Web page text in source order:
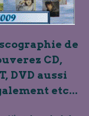
de
CD,
DVD aussi
etc...